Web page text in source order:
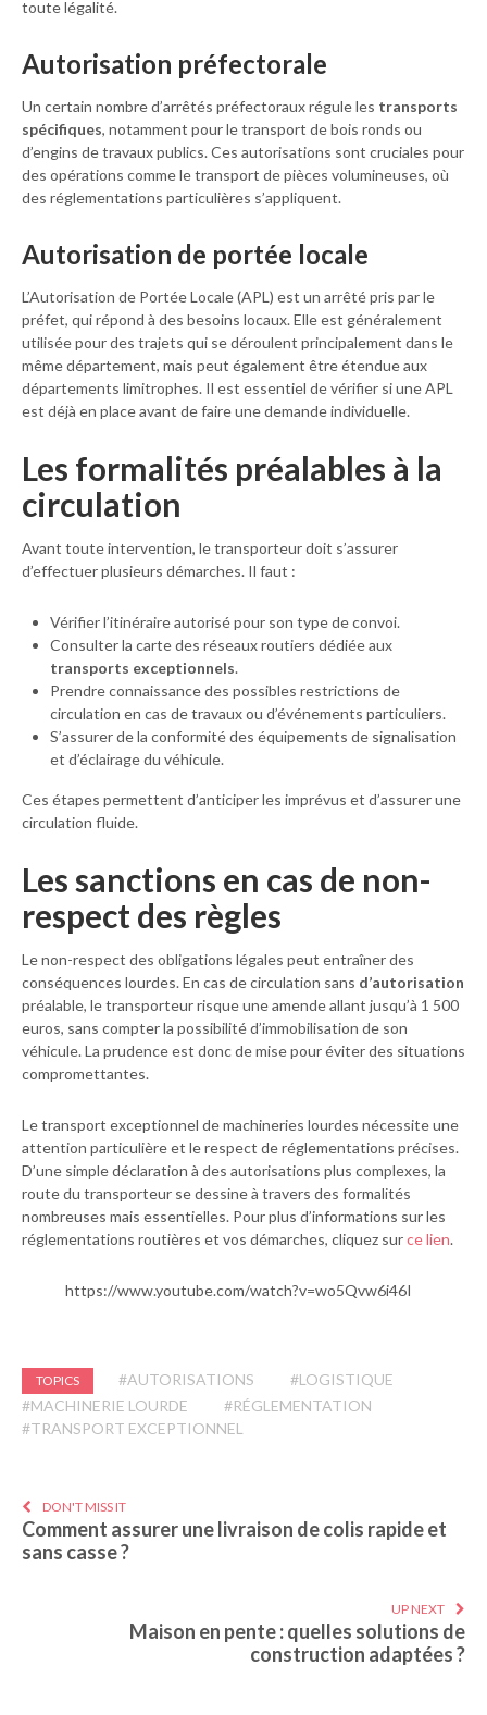
toute légalité.
Autorisation préfectorale
Un certain nombre d’arrêtés préfectoraux régule les transports
spécifiques, notamment pour le transport de bois ronds ou
d’engins de travaux publics. Ces autorisations sont cruciales pour
des opérations comme le transport de pièces volumineuses, où
des réglementations particulières s’appliquent.
Autorisation de portée locale
L’Autorisation de Portée Locale (APL) est un arrêté pris par le
préfet, qui répond à des besoins locaux. Elle est généralement
utilisée pour des trajets qui se déroulent principalement dans le
même département, mais peut également être étendue aux
départements limitrophes. Il est essentiel de vérifier si une APL
est déjà en place avant de faire une demande individuelle.
Les formalités préalables à la
circulation
Avant toute intervention, le transporteur doit s’assurer
d’effectuer plusieurs démarches. Il faut :
Vérifier l’itinéraire autorisé pour son type de convoi.
Consulter la carte des réseaux routiers dédiée aux
transports exceptionnels.
Prendre connaissance des possibles restrictions de
circulation en cas de travaux ou d’événements particuliers.
S’assurer de la conformité des équipements de signalisation
et d’éclairage du véhicule.
Ces étapes permettent d’anticiper les imprévus et d’assurer une
circulation fluide.
Les sanctions en cas de non-
respect des règles
Le non-respect des obligations légales peut entraîner des
conséquences lourdes. En cas de circulation sans d’autorisation
préalable, le transporteur risque une amende allant jusqu’à 1 500
euros, sans compter la possibilité d’immobilisation de son
véhicule. La prudence est donc de mise pour éviter des situations
compromettantes.
Le transport exceptionnel de machineries lourdes nécessite une
attention particulière et le respect de réglementations précises.
D’une simple déclaration à des autorisations plus complexes, la
route du transporteur se dessine à travers des formalités
nombreuses mais essentielles. Pour plus d’informations sur les
réglementations routières et vos démarches, cliquez surce lien.
https://www.youtube.com/watch?v=wo5Qvw6i46I
TOPICS #AUTORISATIONS
#LOGISTIQUE
#MACHINERIE LOURDE
#RÉGLEMENTATION
#TRANSPORT EXCEPTIONNEL
DON'T MISS IT
Comment assurer une livraison de colis rapide et
sans casse ?
UP NEXT
Maison en pente : quelles solutions de
construction adaptées ?